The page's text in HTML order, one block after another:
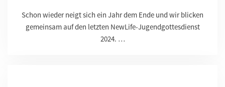
Schon wieder neigt sich ein Jahr dem Ende und wir blicken
gemeinsam auf den letzten NewLife-Jugendgottesdienst
2024. …